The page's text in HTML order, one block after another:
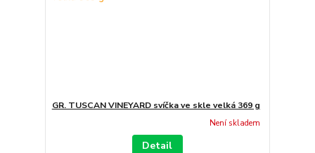
GR. TUSCAN VINEYARD svíčka ve skle velká 369 g
Není skladem
Detail